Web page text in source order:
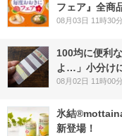
フェア』全商
08月03日 11時30分
100均に便利
よ…」小分け
08月02日 11時00分
氷結
新登場！